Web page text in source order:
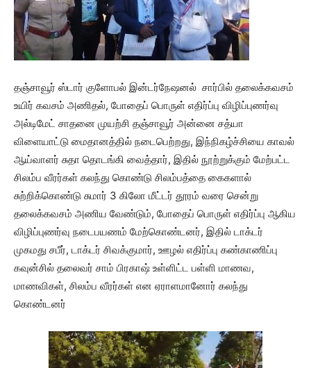
தஞ்சாவூர் ஸ்டார் குளோபல் இன்டர்நேஷனல் சார்பில் தலைக்கவசம்
உயிர் கவசம் அணிதல், போதைப் பொருள் எதிர்ப்பு விழிப்புணர்வு
அல்டிமேட் சாதனை முயற்சி தஞ்சாவூர் அன்னை சத்யா
விளையாட்டு மைதானத்தில் நடைபெற்றது, இந்நிகழ்ச்சியை காவல்
ஆய்வாளர் சுதா தொடங்கி வைத்தார், இதில் நூற்றுக்கும் மேற்பட்ட
சிலம்ப வீரர்கள் கலந்து கொண்டு சிலம்பத்தை கைகளால்
சுற்றிக்கொண்டு சுமார் 3 கிலோ மீட்டர் தூரம் வரை சென்று
தலைக்கவசம் அணிய வேண்டும், போதைப் பொருள் எதிர்ப்பு ஆகிய
விழிப்புணர்வு நடைபயணம் மேற்கொண்டனர், இதில் டாக்டர்
முகமது சபீர், டாக்டர் சிவக்குமார், ஊழல் எதிர்ப்பு கண்காணிப்பு
கவுன்சில் தலைவர் சாம் பிரகாஷ் உள்ளிட்ட பள்ளி மாணவ,
மாணவிகள், சிலம்ப வீரர்கள் என ஏராளமானோர் கலந்து
கொண்டனர்